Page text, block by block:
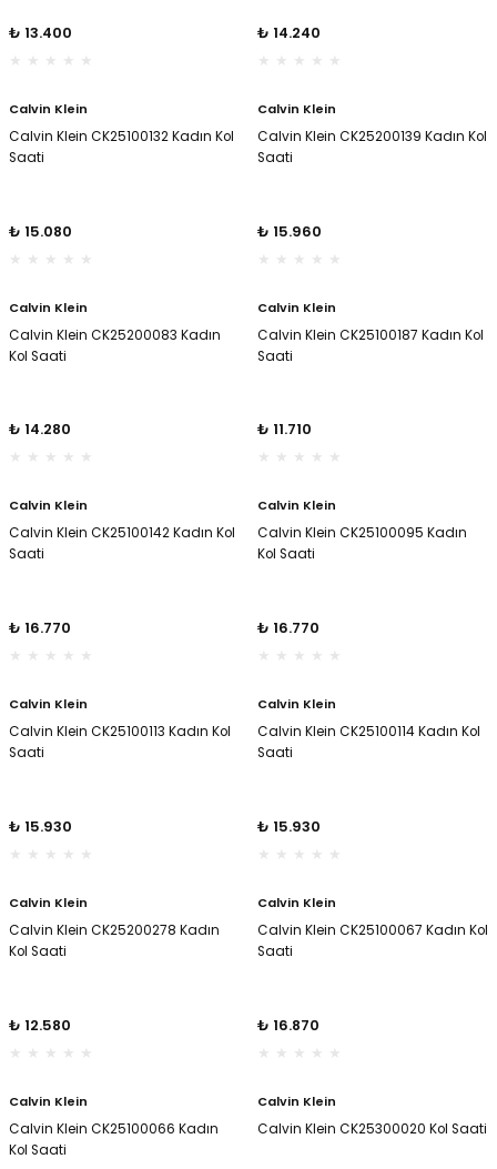
₺ 13.400 ₺ 14.240
Calvin Klein
Calvin Klein CK25100132 Kadın Kol
Saati
₺ 15.080
Calvin Klein
Calvin Klein CK25200139 Kadın Kol
Saati
₺ 15.960
Calvin Klein
Calvin Klein CK25200083 Kadın
Kol Saati
₺ 14.280
Calvin Klein
Calvin Klein CK25100187 Kadın Kol
Saati
₺ 11.710
Calvin Klein
Calvin Klein CK25100142 Kadın Kol
Saati
₺ 16.770
Calvin Klein
Calvin Klein CK25100095 Kadın
Kol Saati
₺ 16.770
Calvin Klein
Calvin Klein CK25100113 Kadın Kol
Saati
₺ 15.930
Calvin Klein
Calvin Klein CK25100114 Kadın Kol
Saati
₺ 15.930
Calvin Klein
Calvin Klein CK25200278 Kadın
Kol Saati
₺ 12.580
Calvin Klein
Calvin Klein CK25100067 Kadın Kol
Saati
₺ 16.870
Calvin Klein
Calvin Klein CK25100066 Kadın
Kol Saati
Calvin Klein
Calvin Klein CK25300020 Kol Saati